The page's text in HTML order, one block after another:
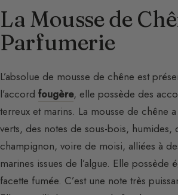
La Mousse de
Parfumerie
L’absolue de mousse de chêne est
l’accord fougère, elle possède des
terreux et marins. La mousse de chêne
verts, des notes de sous-bois, humides,
champignon, voire de moisi, alliées à
marines issues de l’algue. Elle possède
facette fumée. C’est une note très